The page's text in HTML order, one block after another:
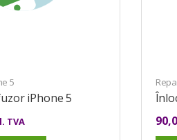
5
iPhone 5
TVA